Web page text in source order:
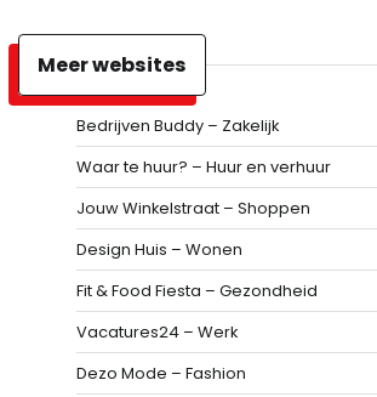
Meer websites
Bedrijven Buddy – Zakelijk
Waar te huur? – Huur en verhuur
Jouw Winkelstraat – Shoppen
Design Huis – Wonen
Fit & Food Fiesta – Gezondheid
Vacatures24 – Werk
Dezo Mode – Fashion